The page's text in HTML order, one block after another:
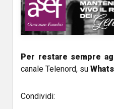
Per restare sempre
canale Telenord, su
Condividi: